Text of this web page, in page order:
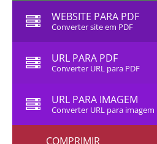
WEBSITE PARA PDF
Converter site em PDF
URL PARA PDF
Converter URL para PDF
URL PARA IMAGEM
Converter URL para imagem
COMPRIMIR